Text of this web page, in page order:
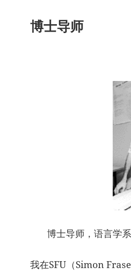
博士导师
博士导师，语言学
我在SFU（Simon